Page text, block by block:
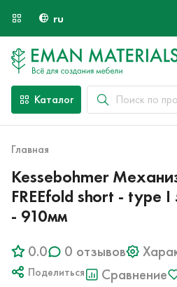
ru
Каталог
Главная
Kessebohmer
FREEfold short - type
- 910мм
0.0 0 отзывов
Поделиться Сравнение